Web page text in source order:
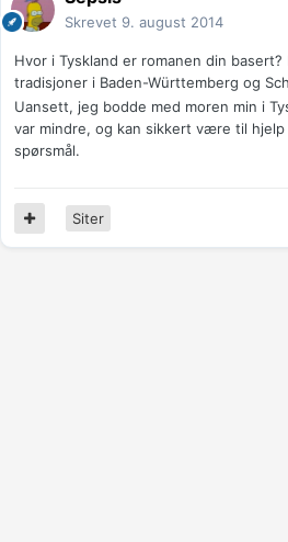
Skrevet 9. august 2014
Hvor i Tyskland er romanen din
tradisjoner i Baden-Württemberg og
Uansett, jeg bodde med moren min i
var mindre, og kan sikkert være til hjelp
spørsmål.
Siter